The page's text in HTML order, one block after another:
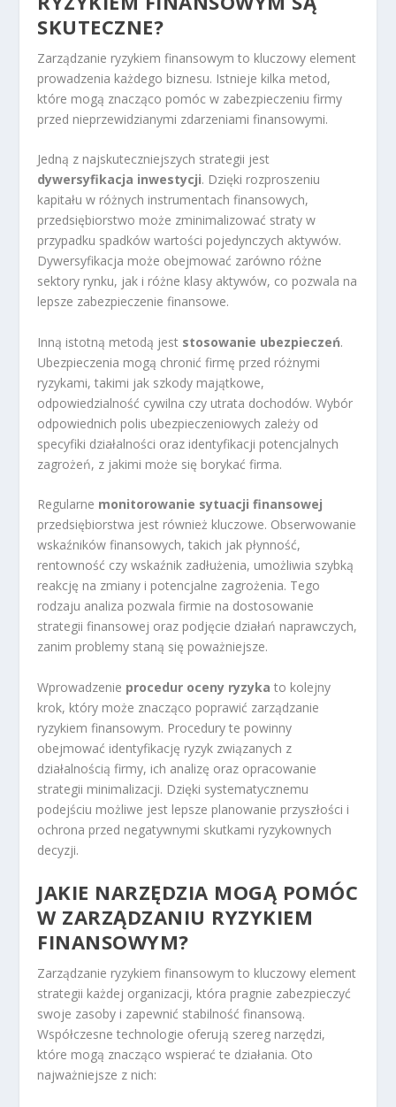
SKUTECZNE?
Zarządzanie ryzykiem finansowym to kluczowy element
prowadzenia każdego biznesu. Istnieje kilka metod,
które mogą znacząco pomóc w zabezpieczeniu firmy
przed nieprzewidzianymi zdarzeniami finansowymi.
Jedną z najskuteczniejszych strategii jest
dywersyfikacja inwestycji. Dzięki rozproszeniu
kapitału w różnych instrumentach finansowych,
przedsiębiorstwo może zminimalizować straty w
przypadku spadków wartości pojedynczych aktywów.
Dywersyfikacja może obejmować zarówno różne
sektory rynku, jak i różne klasy aktywów, co pozwala na
lepsze zabezpieczenie finansowe.
Inną istotną metodą jest stosowanie ubezpieczeń.
Ubezpieczenia mogą chronić firmę przed różnymi
ryzykami, takimi jak szkody majątkowe,
odpowiedzialność cywilna czy utrata dochodów. Wybór
odpowiednich polis ubezpieczeniowych zależy od
specyfiki działalności oraz identyfikacji potencjalnych
zagrożeń, z jakimi może się borykać firma.
Regularne monitorowanie sytuacji finansowej
przedsiębiorstwa jest również kluczowe. Obserwowanie
wskaźników finansowych, takich jak płynność,
rentowność czy wskaźnik zadłużenia, umożliwia szybką
reakcję na zmiany i potencjalne zagrożenia. Tego
rodzaju analiza pozwala firmie na dostosowanie
strategii finansowej oraz podjęcie działań naprawczych,
zanim problemy staną się poważniejsze.
Wprowadzenie procedur oceny ryzyka to kolejny
krok, który może znacząco poprawić zarządzanie
ryzykiem finansowym. Procedury te powinny
obejmować identyfikację ryzyk związanych z
działalnością firmy, ich analizę oraz opracowanie
strategii minimalizacji. Dzięki systematycznemu
podejściu możliwe jest lepsze planowanie przyszłości i
ochrona przed negatywnymi skutkami ryzykownych
decyzji.
JAKIE NARZĘDZIA MOGĄ POMÓC
W ZARZĄDZANIU RYZYKIEM
FINANSOWYM?
Zarządzanie ryzykiem finansowym to kluczowy element
strategii każdej organizacji, która pragnie zabezpieczyć
swoje zasoby i zapewnić stabilność finansową.
Współczesne technologie oferują szereg narzędzi,
które mogą znacząco wspierać te działania. Oto
najważniejsze z nich: